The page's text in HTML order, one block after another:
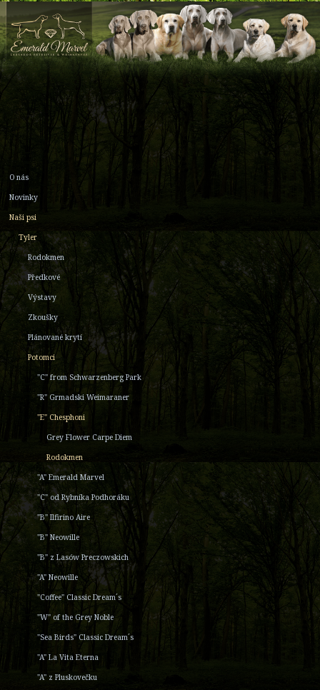
O nás
Novinky
Naši psi
Tyler
Rodokmen
Předkové
Výstavy
Zkoušky
Plánované krytí
Potomci
"C" from Schwarzenberg Park
"R" Grmadski Weimaraner
"E" Chesphoni
Grey Flower Carpe Diem
Rodokmen
"A" Emerald Marvel
"C" od Rybníka Podhoráku
"B" Ilfirino Aire
"B" Neowille
"B" z Lasów Preczowskich
"A" Neowille
"Coffee" Classic Dream´s
"W" of the Grey Noble
"Sea Birds" Classic Dream´s
"A" La Vita Eterna
"A" z Pluskovečku